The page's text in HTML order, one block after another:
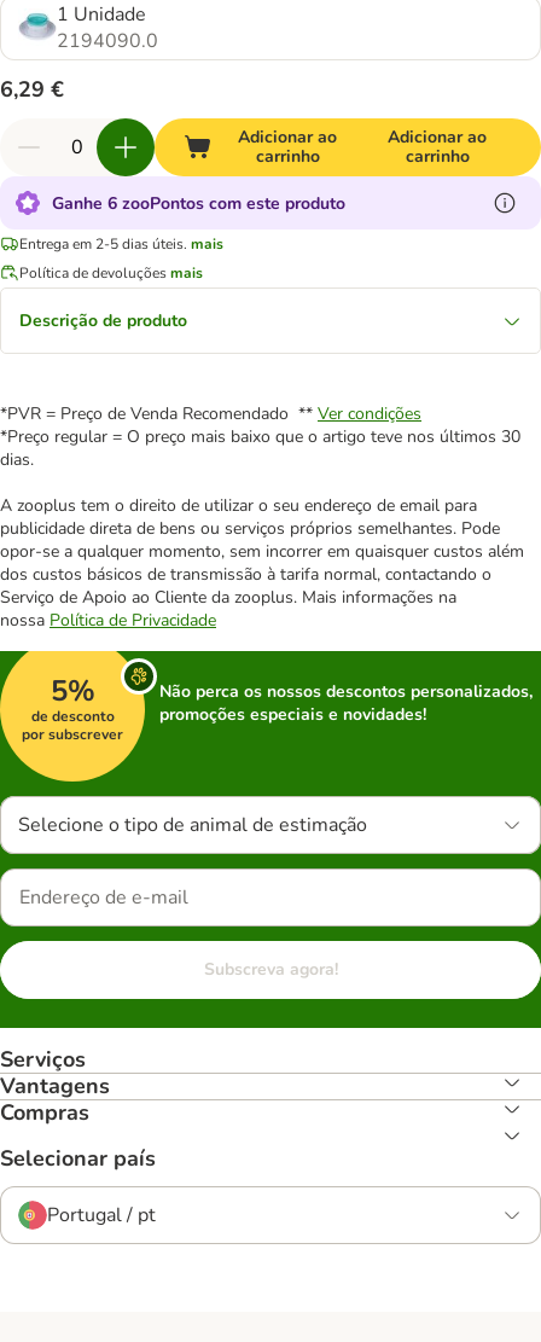
1 Unidade
2194090.0
6,29 €
Adicionar ao
carrinho
Adicionar ao
carrinho
Ganhe 6 zooPontos com este produto
Entrega em 2-5 dias úteis. mais
Política de devoluçõesmais
Descrição de produto
*PVR = Preço de Venda Recomendado ** Ver condições
*Preço regular = O preço mais baixo que o artigo teve nos últimos 30
dias.
A zooplus tem o direito de utilizar o seu endereço de email para
publicidade direta de bens ou serviços próprios semelhantes. Pode
opor-se a qualquer momento, sem incorrer em quaisquer custos além
dos custos básicos de transmissão à tarifa normal, contactando o
Serviço de Apoio ao Cliente da zooplus. Mais informações na
nossa Política de Privacidade
5%
de desconto
por subscrever
Não perca os nossos descontos personalizados,
promoções especiais e novidades!
Selecione o tipo de animal de estimação
Subscreva agora!
Serviços
Vantagens
Compras
Selecionar país
Portugal / pt